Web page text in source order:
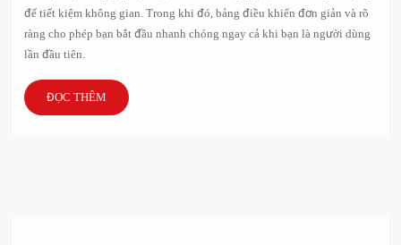
để tiết kiệm không gian. Trong khi đó, bảng điều khiển đơn giản và rõ
ràng cho phép bạn bắt đầu nhanh chóng ngay cả khi bạn là người dùng
lần đầu tiên.
ĐỌC THÊM